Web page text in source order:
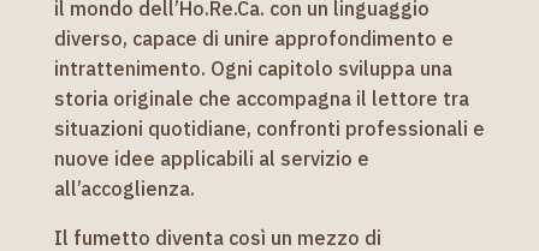
il mondo dell’Ho.Re.Ca. con un linguaggio
diverso, capace di unire approfondimento e
intrattenimento. Ogni capitolo sviluppa una
storia originale che accompagna il lettore tra
situazioni quotidiane, confronti professionali e
nuove idee applicabili al servizio e
all’accoglienza.
Il fumetto diventa così un mezzo di